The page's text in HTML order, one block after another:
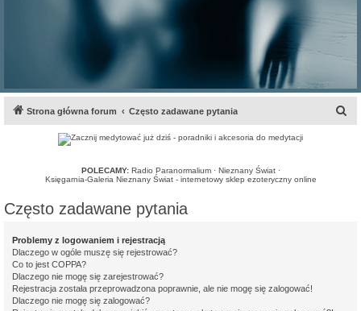
Strona główna forum Często zadawane pytania
POLECAMY: Radio Paranormalium· Nieznany Świat·
Księgarnia-Galeria Nieznany Świat - internetowy sklep ezoteryczny online
Często zadawane pytania
Problemy z logowaniem i rejestracją
Dlaczego w ogóle muszę się rejestrować?
Co to jest COPPA?
Dlaczego nie mogę się zarejestrować?
Rejestracja została przeprowadzona poprawnie, ale nie mogę się zalogować!
Dlaczego nie mogę się zalogować?